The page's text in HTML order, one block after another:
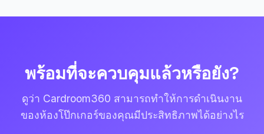
พร้อมที่จะควบคุมแล้วหรือยัง?
ดูว่า Cardroom360 สามารถทำให้การดำเนินงาน
ของห้องโป๊กเกอร์ของคุณมีประสิทธิภาพได้อย่างไร